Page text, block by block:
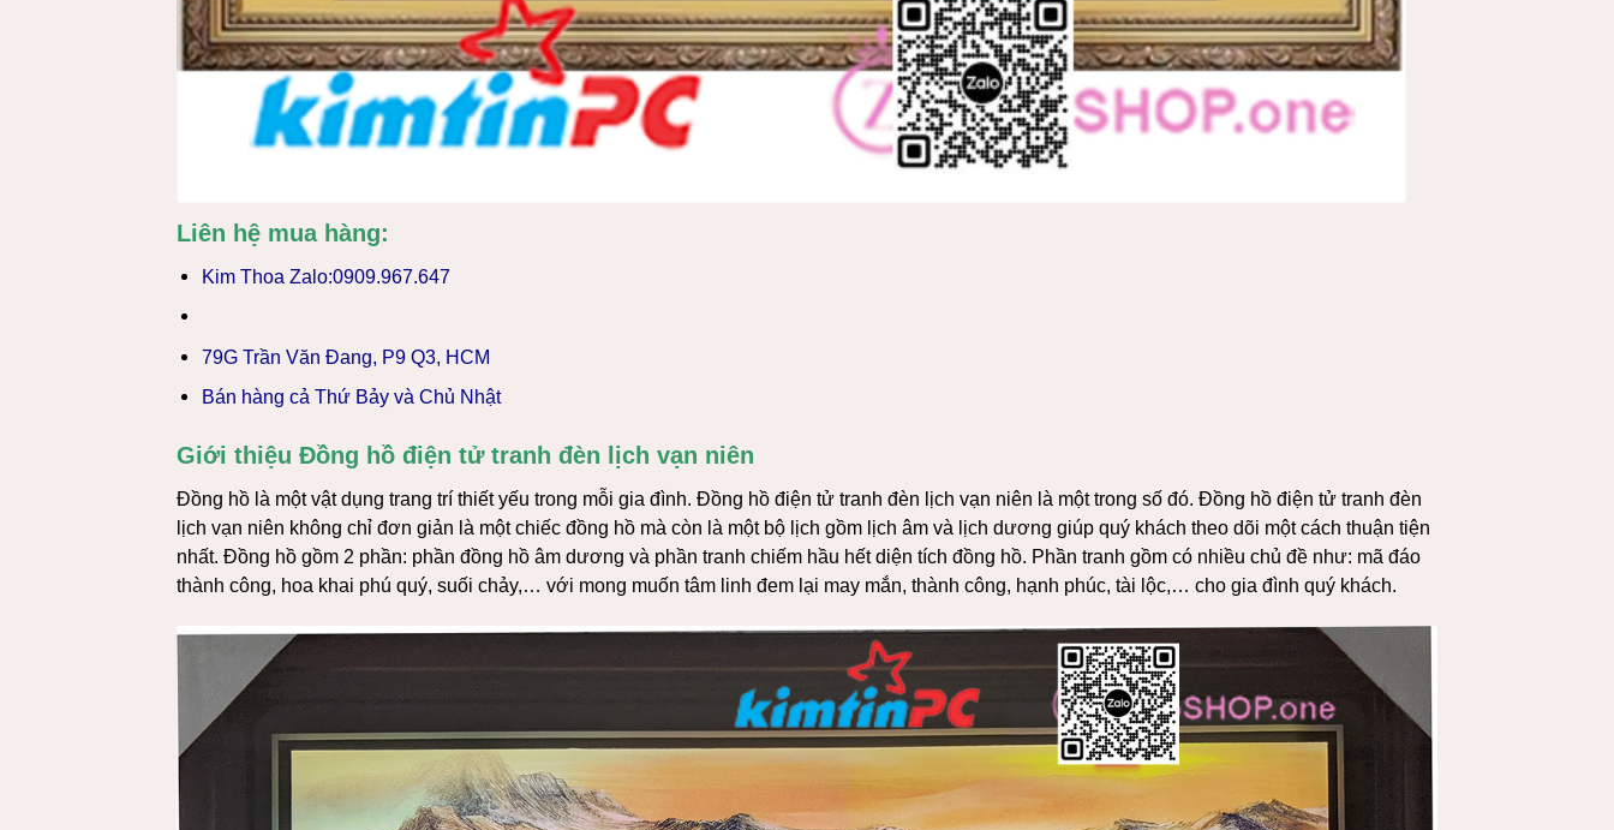
Liên hệ mua hàng:
Kim Thoa Zalo:0909.967.647
79G Trần Văn Đang, P9 Q3, HCM
Bán hàng cả Thứ Bảy và Chủ Nhật
Giới thiệu Đồng hồ điện tử tranh đèn lịch vạn niên
Đồng hồ là một vật dụng trang trí thiết yếu trong mỗi gia đình. Đồng hồ điện tử tranh đèn lịch vạn niên là một trong số đó. Đồng hồ điện tử tranh đèn
lịch vạn niên không chỉ đơn giản là một chiếc đồng hồ mà còn là một bộ lịch gồm lịch âm và lịch dương giúp quý khách theo dõi một cách thuận tiện
nhất. Đồng hồ gồm 2 phần: phần đồng hồ âm dương và phần tranh chiếm hầu hết diện tích đồng hồ. Phần tranh gồm có nhiều chủ đề như: mã đáo
thành công, hoa khai phú quý, suối chảy,… với mong muốn tâm linh đem lại may mắn, thành công, hạnh phúc, tài lộc,… cho gia đình quý khách.